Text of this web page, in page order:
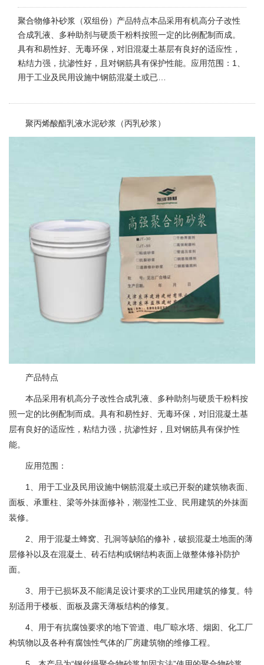
聚合物修补砂浆（双组份）产品特点本品采用有机高分子改性
合成乳液、多种助剂与硬质干粉料按照一定的比例配制而成。
具有和易性好、无毒环保，对旧混凝土基层有良好的适应性，
粘结力强，抗渗性好，且对钢筋具有保护性能。应用范围：1、
用于工业及民用设施中钢筋混凝土或已…
聚丙烯酸酯乳液水泥砂浆（丙乳砂浆）
产品特点
本品采用有机高分子改性合成乳液、多种助剂与硬质干粉料按
照一定的比例配制而成。具有和易性好、无毒环保，对旧混凝土基
层有良好的适应性，粘结力强，抗渗性好，且对钢筋具有保护性
能。
应用范围：
1、用于工业及民用设施中钢筋混凝土或已开裂的建筑物表面、
面板、承重柱、梁等外抹面修补，潮湿性工业、民用建筑的外抹面
装修。
2、用于混凝土蜂窝、孔洞等缺陷的修补，破损混凝土地面的薄
层修补以及在混凝土、砖石结构或钢结构表面上做整体修补防护
面。
3、用于已损坏及不能满足设计要求的工业民用建筑的修复。特
别适用于楼板、面板及露天薄板结构的修复。
4、用于有抗腐蚀要求的地下管道、电厂晾水塔、烟囱、化工厂
构筑物以及各种有腐蚀性气体的厂房建筑物的维修工程。